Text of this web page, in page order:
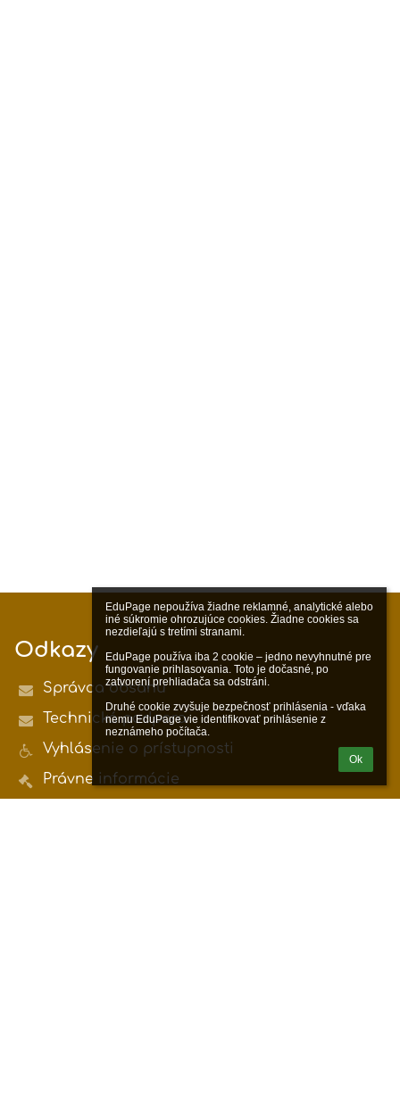
EduPage nepoužíva žiadne reklamné, analytické alebo
iné súkromie ohrozujúce cookies. Žiadne cookies sa
nezdieľajú s tretími stranami.
EduPage používa iba 2 cookie – jedno nevyhnutné pre
fungovanie prihlasovania. Toto je dočasné, po
zatvorení prehliadača sa odstráni.
Druhé cookie zvyšuje bezpečnosť prihlásenia - vďaka
nemu EduPage vie identifikovať prihlásenie z
neznámeho počítača.
Ok
Odkazy
Správca obsahu
Technická podpora
Vyhlásenie o prístupnosti
Právne informácie